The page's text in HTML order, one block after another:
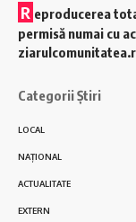
R eproducerea
permisă numai cu
Categorii Știri
LOCAL
NAȚIONAL
ACTUALITATE
EXTERN